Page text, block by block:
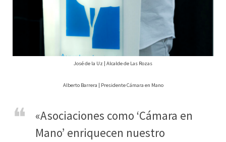
José de la Uz | Alcalde de Las Rozas
Alberto Barrera | Presidente Cámara en Mano
«Asociaciones como ‘Cámara en
Mano’ enriquecen nuestro